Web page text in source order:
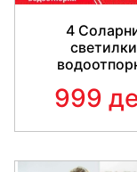
4
светилки
999